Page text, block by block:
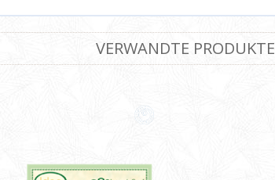
VERWANDTE PRODUKTE